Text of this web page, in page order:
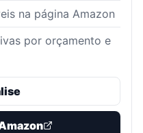
na página Amazon
por orçamento e